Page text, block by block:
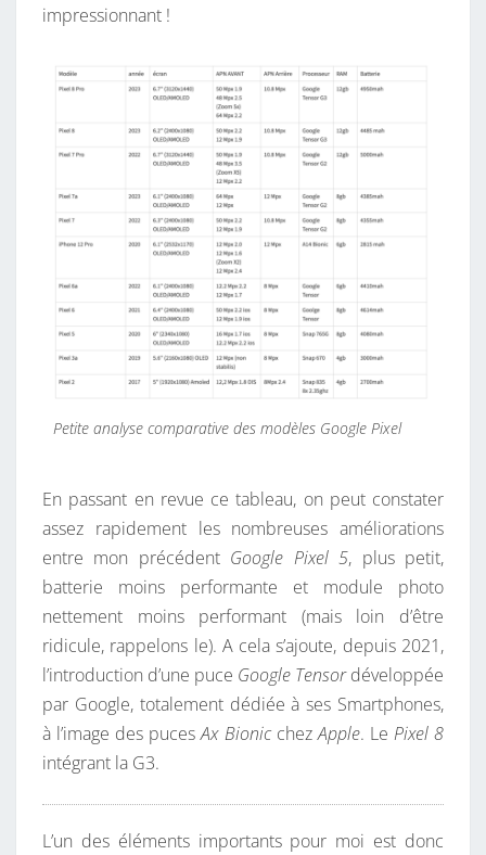
impressionnant !
Petite analyse comparative des modèles Google Pixel
En passant en revue ce tableau, on peut constater
assez rapidement les nombreuses améliorations
entre mon précédent Google Pixel 5, plus petit,
batterie moins performante et module photo
nettement moins performant (mais loin d’être
ridicule, rappelons le). A cela s’ajoute, depuis 2021,
l’introduction d’une puce Google Tensordéveloppée
par Google, totalement dédiée à ses Smartphones,
à l’image des pucesAx BionicchezApple. Le Pixel 8
intégrant la G3.
L’un des éléments importants pour moi est donc